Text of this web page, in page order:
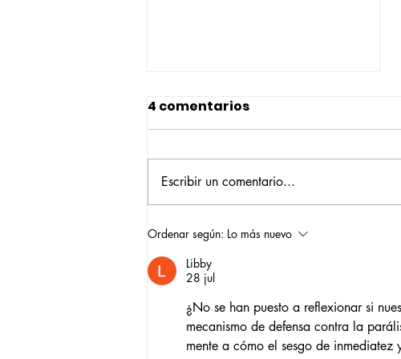
Construyendo su propio
camino: la historia de
Verónica Ardila Platín,
promoción 2017
4 comentarios
Escribir un comentario...
Ordenar según: Lo más nuevo
Libby
28 jul
¿No se han puesto a reflexionar si
mecanismo de defensa contra la
mente a cómo el sesgo de